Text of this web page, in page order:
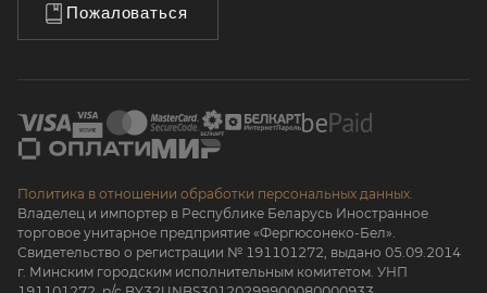
Пожаловаться
Политика в отношении обработки персональных данных.
Владелец и импортер в Республике Беларусь Иностранное
торговое унитарное предприятие «Фергюсонеко-Бел».
Свидетельство о регистрации № 191101272, выдано 05.09.2014
г. Минским городским исполнительным комитетом. УНП